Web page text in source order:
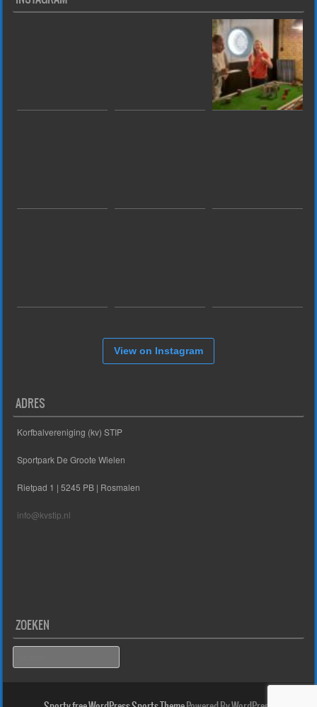
View on Instagram
ADRES
Korfbalvereniging (kv) STIP
Sportpark De Groote Wielen
Rietpad 1 | 5245 PB | Rosmalen
info@kvstip.nl
ZOEKEN